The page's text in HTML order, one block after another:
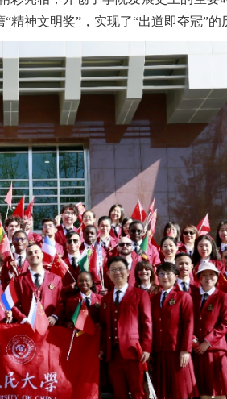
神文明奖”，实现了“出道即夺冠”的